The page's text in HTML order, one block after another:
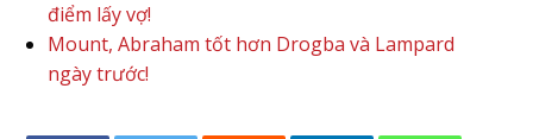
điểm lấy vợ!
Mount, Abraham tốt hơn Drogba và Lampard
ngày trước!